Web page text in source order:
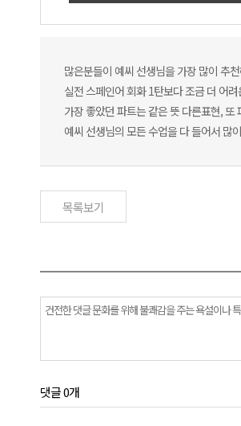
많은분들이 예씨 선생님을 가장 많이 추
실전 스페인어 회화 1탄보다 조금 더 어
가장 좋았던 파트는 같은 뜻 다른표현,
예씨 선생님의 모든 수업을 다 들어서 많
목록보기
댓글 0개